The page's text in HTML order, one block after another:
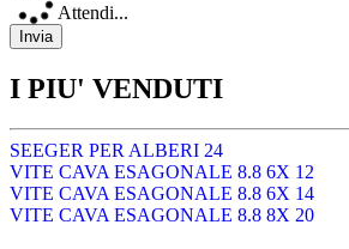
Attendi...
I PIU' VENDUTI
SEEGER PER ALBERI 24
VITE CAVA ESAGONALE 8.8 6X 12
VITE CAVA ESAGONALE 8.8 6X 14
VITE CAVA ESAGONALE 8.8 8X 20